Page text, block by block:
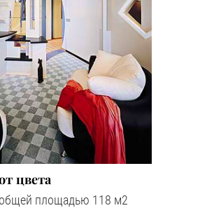
цвета
площадью 118 м2